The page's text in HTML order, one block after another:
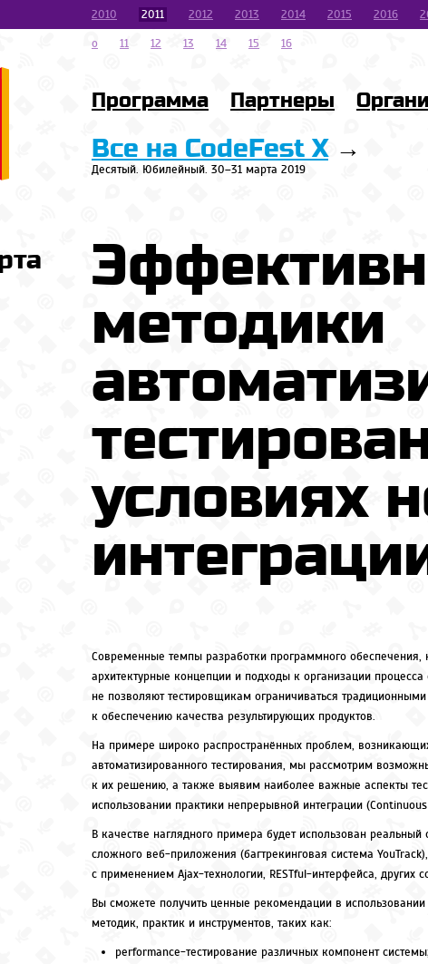
2010 2011 2012 2013 2014 2015 2016
o
11 12 13 14 15 16
Программа Партнеры
Все на CodeFest X→
Десятый. Юбилейный. 30–31 марта 2019
методики
условиях
Современные темпы разработки программного обеспечения,
архитектурные концепции и подходы к организации
не позволяют тестировщикам ограничиваться
к обеспечению качества результирующих продуктов.
На примере широко распространённых проблем,
автоматизированного тестирования, мы рассмотрим
к их решению, а также выявим наиболее важные аспекты
использовании практики непрерывной интеграции
В качестве наглядного примера будет использован реальный
сложного веб-приложения (багтрекинговая система
с применением Ajax-технологии, RESTful-интерфейса, других
Вы сможете получить ценные рекомендации в
методик, практик и инструментов, таких как:
performance-тестирование различных компонент системы;